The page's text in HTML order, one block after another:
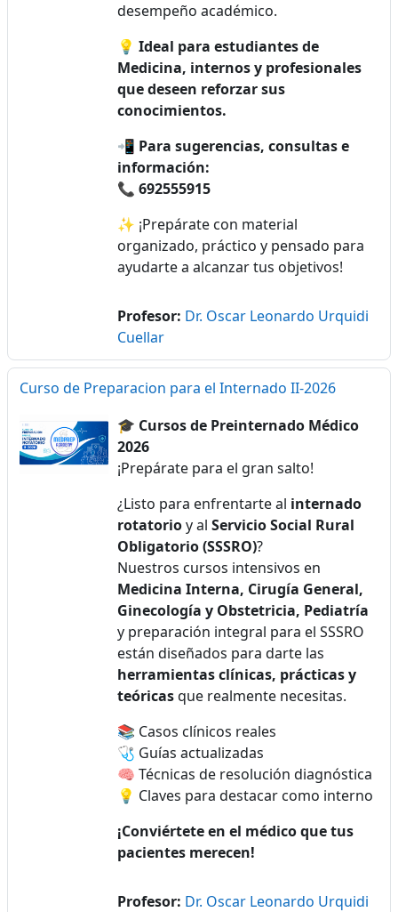
desempeño académico.
💡 Ideal para estudiantes de
Medicina, internos y profesionales
que deseen reforzar sus
conocimientos.
📲 Para sugerencias, consultas e
información:
📞 692555915
✨ ¡Prepárate con material
organizado, práctico y pensado para
ayudarte a alcanzar tus objetivos!
Profesor: Dr. Oscar Leonardo Urquidi
Cuellar
Curso de Preparacion para el Internado II-2026
🎓 Cursos de Preinternado Médico
2026
¡Prepárate para el gran salto!
¿Listo para enfrentarte al internado
rotatorioy al Servicio Social Rural
Obligatorio (SSSRO)?
Nuestros cursos intensivos en
Medicina Interna, Cirugía General,
Ginecología y Obstetricia, Pediatría
y preparación integral para el SSSRO
están diseñados para darte las
herramientas clínicas, prácticas y
teóricasque realmente necesitas.
📚 Casos clínicos reales
🩺 Guías actualizadas
🧠 Técnicas de resolución diagnóstica
💡 Claves para destacar como interno
¡Conviértete en el médico que tus
pacientes merecen!
Profesor: Dr. Oscar Leonardo Urquidi